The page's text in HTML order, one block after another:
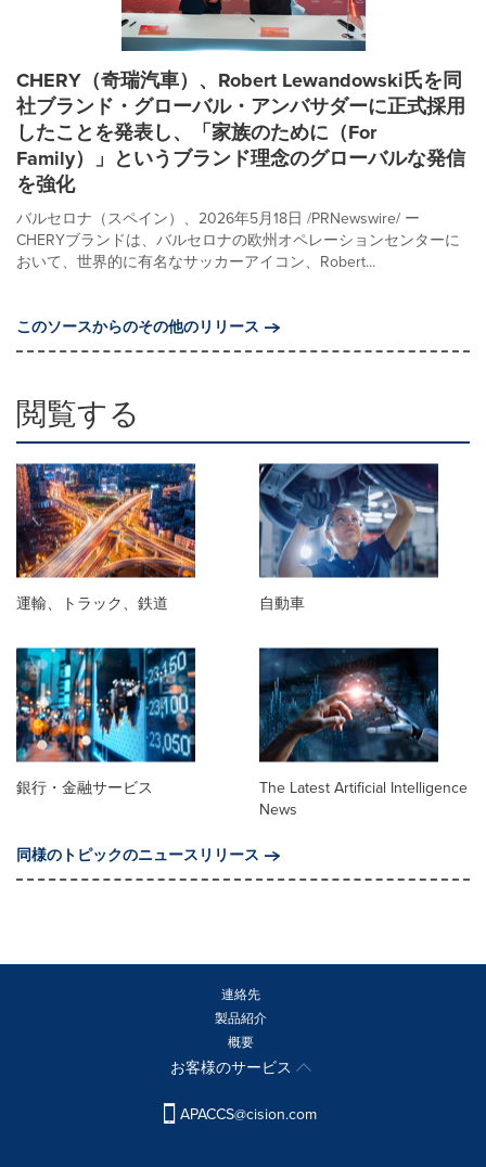
CHERY（奇瑞汽車）、Robert Lewandowski氏を同
社ブランド・グローバル・アンバサダーに正式採用
したことを発表し、「家族のために（For
Family）」というブランド理念のグローバルな発信
を強化
バルセロナ（スペイン）、2026年5月18日 /PRNewswire/ ー
CHERYブランドは、バルセロナの欧州オペレーションセンターに
おいて、世界的に有名なサッカーアイコン、Robert...
このソースからのその他のリリース
閲覧する
運輸、トラック、鉄道 自動車
銀行・金融サービス
The Latest Artificial Intelligence
News
同様のトピックのニュースリリース
連絡先
製品紹介
概要
お客様のサービス
APACCS@cision.com